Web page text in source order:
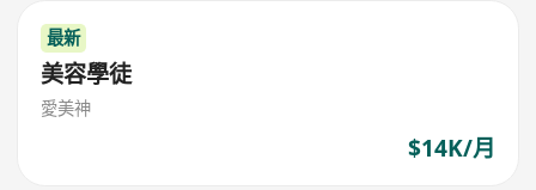
最新
美容學徒
愛美神
$14K/月